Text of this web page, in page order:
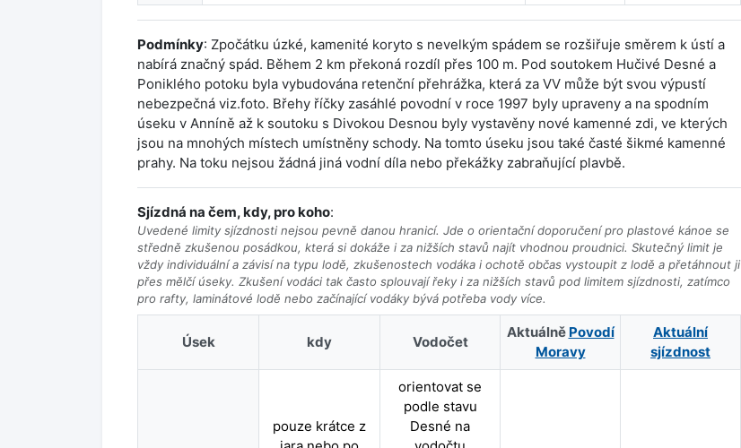
Podmínky: Zpočátku úzké, kamenité koryto s nevelkým spádem se rozšiřuje směrem k ústí a
nabírá značný spád. Během 2 km překoná rozdíl přes 100 m. Pod soutokem Hučivé Desné a
Poniklého potoku byla vybudována retenční přehrážka, která za VV může být svou výpustí
nebezpečná viz.foto. Břehy říčky zasáhlé povodní v roce 1997 byly upraveny a na spodním
úseku v Anníně až k soutoku s Divokou Desnou byly vystavěny nové kamenné zdi, ve kterých
jsou na mnohých místech umístněny schody. Na tomto úseku jsou také časté šikmé kamenné
prahy. Na toku nejsou žádná jiná vodní díla nebo překážky zabraňující plavbě.
Sjízdná na čem, kdy, pro koho:
Uvedené limity sjízdnosti nejsou pevně danou hranicí. Jde o orientační doporučení pro plastové kánoe se
středně zkušenou posádkou, která si dokáže i za nižších stavů najít vhodnou proudnici. Skutečný limit je
vždy individuální a závisí na typu lodě, zkušenostech vodáka i ochotě občas vystoupit z lodě a přetáhnout ji
přes mělčí úseky. Zkušení vodáci tak často splouvají řeky i za nižších stavů pod limitem sjízdnosti, zatímco
pro rafty, laminátové lodě nebo začínající vodáky bývá potřeba vody více.
Úsek kdy Vodočet
Aktuálně Povodí
Moravy
Aktuální
sjízdnost
pouze krátce z
orientovat se
podle stavu
Desné na